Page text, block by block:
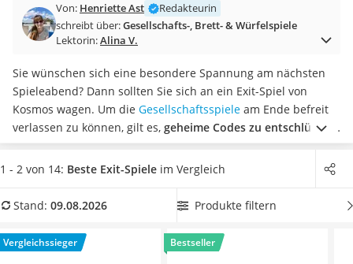
Futterboot
Air Bike
Trekkingschuhe Herren
Reisetasche mit Rollen
Klimmzugstation
Koffer
Nachtsichtgerät
Faltschloss
Vibrationsplatte
Sicherheitsweste Reiten
Service
Von: Henriette Ast
Redakteurin
schreibt über:Gesellschafts-, Brett- & Würfelspiele
Lektorin:Alina V.
Sie wünschen sich eine besondere Spannung am nächsten
Spieleabend? Dann sollten Sie sich an ein Exit-Spiel von
Kosmos wagen. Um die Gesellschaftsspiele am Ende befreit
verlassen zu können, gilt es, geheime Codes zu entschlüsseln
und knifflige Rätsel zu lösen. Das Beste daran laut gängigen
Online-Tests: Hierfür müssen Sie sich nicht wie in einem
Produkttabelle ein
Exit-Spiel mit geringem
Spiel haben. Überzeugt hat uns hier im August 2026
besonders das Modell
Kosmos Exit Die Grabkammer des
1 - 2 von 14: Beste Exit-Spiele im Vergleich
Stand: 09.08.2026 Produkte filtern
Vergleichssieger Bestseller